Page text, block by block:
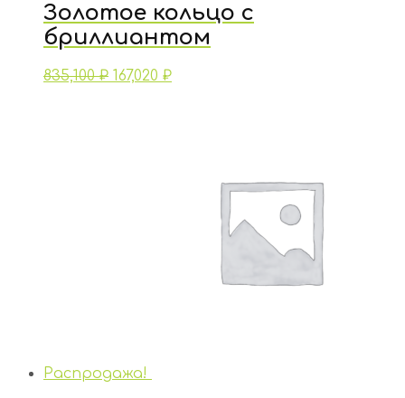
Золотое кольцо с
бриллиантом
835,100₽ 167,020 ₽
Распродажа!